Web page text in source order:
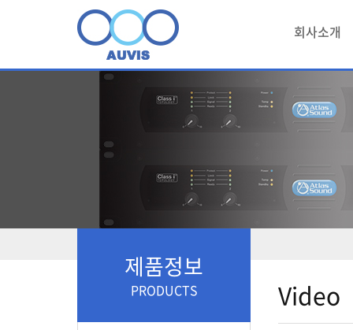
회사소개
제품정보
PRODUCTS Video